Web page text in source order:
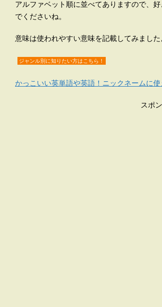
アルファベット順に並べてありますので、
でくださいね。
意味は使われやすい意味を記載してみました
ジャンル別に知りたい方はこちら！
かっこいい英単語や英語！ニックネームに
スポ